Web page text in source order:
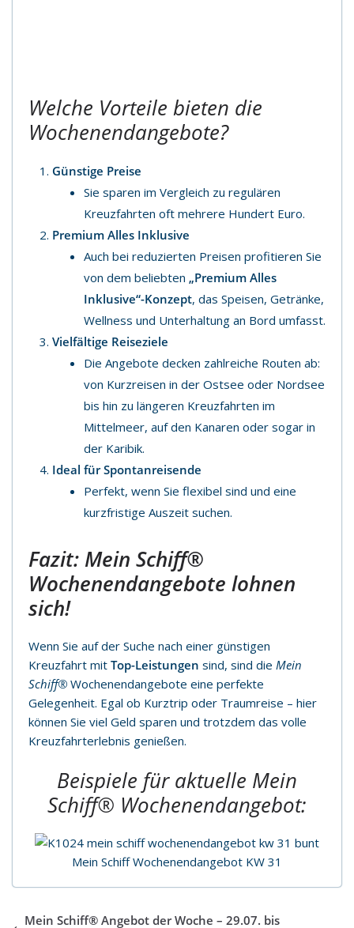
Welche Vorteile bieten die
Wochenendangebote?
Günstige Preise
Sie sparen im Vergleich zu regulären
Kreuzfahrten oft mehrere Hundert Euro.
Premium Alles Inklusive
Auch bei reduzierten Preisen profitieren Sie
von dem beliebten „Premium Alles
Inklusive“-Konzept, das Speisen, Getränke,
Wellness und Unterhaltung an Bord umfasst.
Vielfältige Reiseziele
Die Angebote decken zahlreiche Routen ab:
von Kurzreisen in der Ostsee oder Nordsee
bis hin zu längeren Kreuzfahrten im
Mittelmeer, auf den Kanaren oder sogar in
der Karibik.
Ideal für Spontanreisende
Perfekt, wenn Sie flexibel sind und eine
kurzfristige Auszeit suchen.
Fazit: Mein Schiff®
Wochenendangebote lohnen
sich!
Wenn Sie auf der Suche nach einer günstigen
Kreuzfahrt mit Top-Leistungen sind, sind die Mein
Schiff® Wochenendangebote eine perfekte
Gelegenheit. Egal ob Kurztrip oder Traumreise – hier
können Sie viel Geld sparen und trotzdem das volle
Kreuzfahrterlebnis genießen.
Beispiele für aktuelle Mein
Schiff® Wochenendangebot:
Mein Schiff Wochenendangebot KW 31
Mein Schiff® Angebot der Woche – 29.07. bis